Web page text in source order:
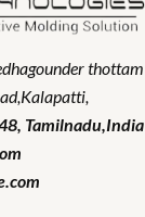
thottam
Tamilnadu,India